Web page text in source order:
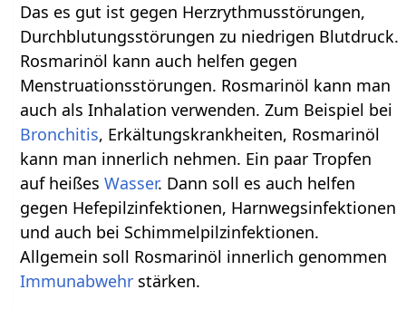
Das es gut ist gegen Herzrythmusstörungen,
Durchblutungsstörungen zu niedrigen Blutdruck.
Rosmarinöl kann auch helfen gegen
Menstruationsstörungen. Rosmarinöl kann man
auch als Inhalation verwenden. Zum Beispiel bei
Bronchitis, Erkältungskrankheiten, Rosmarinöl
kann man innerlich nehmen. Ein paar Tropfen
auf heißesWasser. Dann soll es auch helfen
gegen Hefepilzinfektionen, Harnwegsinfektionen
und auch bei Schimmelpilzinfektionen.
Allgemein soll Rosmarinöl innerlich genommen
Immunabwehr stärken.